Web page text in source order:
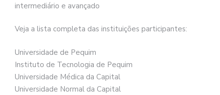
intermediário e avançado
Veja a lista completa das instituições participantes:
Universidade de Pequim
Instituto de Tecnologia de Pequim
Universidade Médica da Capital
Universidade Normal da Capital